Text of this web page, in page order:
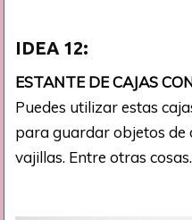
IDEA 12:
ESTANTE DE CAJAS
Puedes utilizar estas
para guardar objetos de
vajillas. Entre otras cosas.